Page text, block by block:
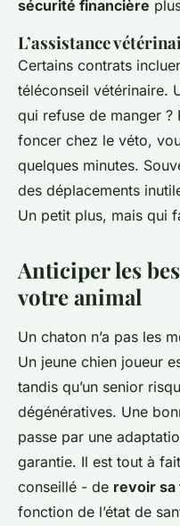
sécurité financière
L’assistance
Certains contrats
téléconseil vétérinaire.
qui refuse de manger
foncer chez le véto,
quelques minutes.
des déplacements
Un petit plus, mais qui
Anticiper les
votre animal
Un chaton n’a pas les
Un jeune chien joueur
tandis qu’un senior
dégénératives. Une
passe par une
garantie. Il est tout à
conseillé - de revoir sa
fonction de l’état de